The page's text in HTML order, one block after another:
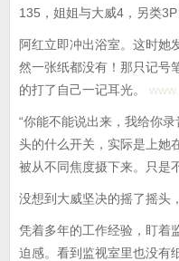
135，姐姐与大威4，另类3P
阿红立即冲出浴室。这时她
然一张纸都没有！那只记号
的打了自己一记耳光。
“你能不能说出来，我给你
头的什么开关，实际是上她
被从不同焦度摄下来。只是
没想到大威坚决的摇了摇头
凭着多年的工作经验，盯着
迫感。看到监视室里也没有